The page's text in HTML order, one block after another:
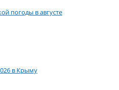
погоды в августе
в Крыму